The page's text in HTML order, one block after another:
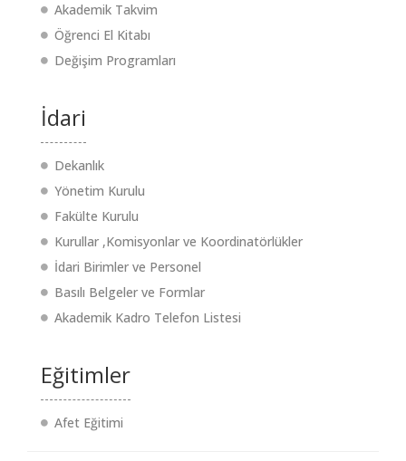
Akademik Takvim
Öğrenci El Kitabı
Değişim Programları
İdari
Dekanlık
Yönetim Kurulu
Fakülte Kurulu
Kurullar ,Komisyonlar ve Koordinatörlükler
İdari Birimler ve Personel
Basılı Belgeler ve Formlar
Akademik Kadro Telefon Listesi
Eğitimler
Afet Eğitimi